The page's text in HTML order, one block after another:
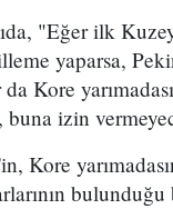
"Eğer ilk
yaparsa,
Kore
buna izin
Kore